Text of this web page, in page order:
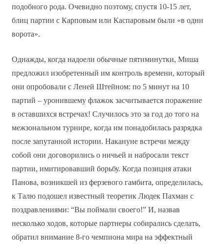
подобного рода. Очевидно поэтому, спустя 10-15 лет,
блиц партии с Карповым или Каспаровым были «в одни
ворота».
Однажды, когда надоели обычные пятиминутки, Миша
предложил изобретенный им контроль времени, который
они опробовали с Леней Штейном: по 5 минут на 10
партий – уронившему флажок засчитывается поражение
в оставшихся встречах! Случилось это за год до того на
межзональном турнире, когда им понадобилась разрядка
после запутанной истории. Накануне встречи между
собой они договорились о ничьей и набросали текст
партии, имитировавший борьбу. Когда позиция атаки
Панова, возникшей из ферзевого гамбита, определилась,
к Талю подошел известный теоретик Людек Пахман с
поздравлениями: “Вы поймали своего!” И, назвав
несколько ходов, которые партнеры собирались сделать,
обратил внимание 8-го чемпиона мира на эффектный